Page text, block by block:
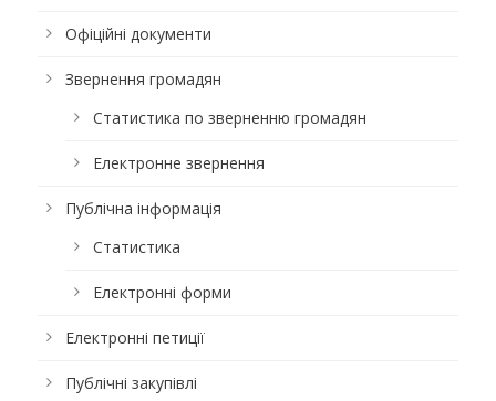
Офіційні документи
Звернення громадян
Статистика по зверненню громадян
Електронне звернення
Публічна інформація
Статистика
Електронні форми
Електронні петиції
Публічні закупівлі